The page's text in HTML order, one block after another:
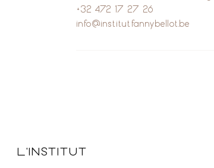
+32 472 17 27 26
info@institutfannybellot.be
L'INSTITUT